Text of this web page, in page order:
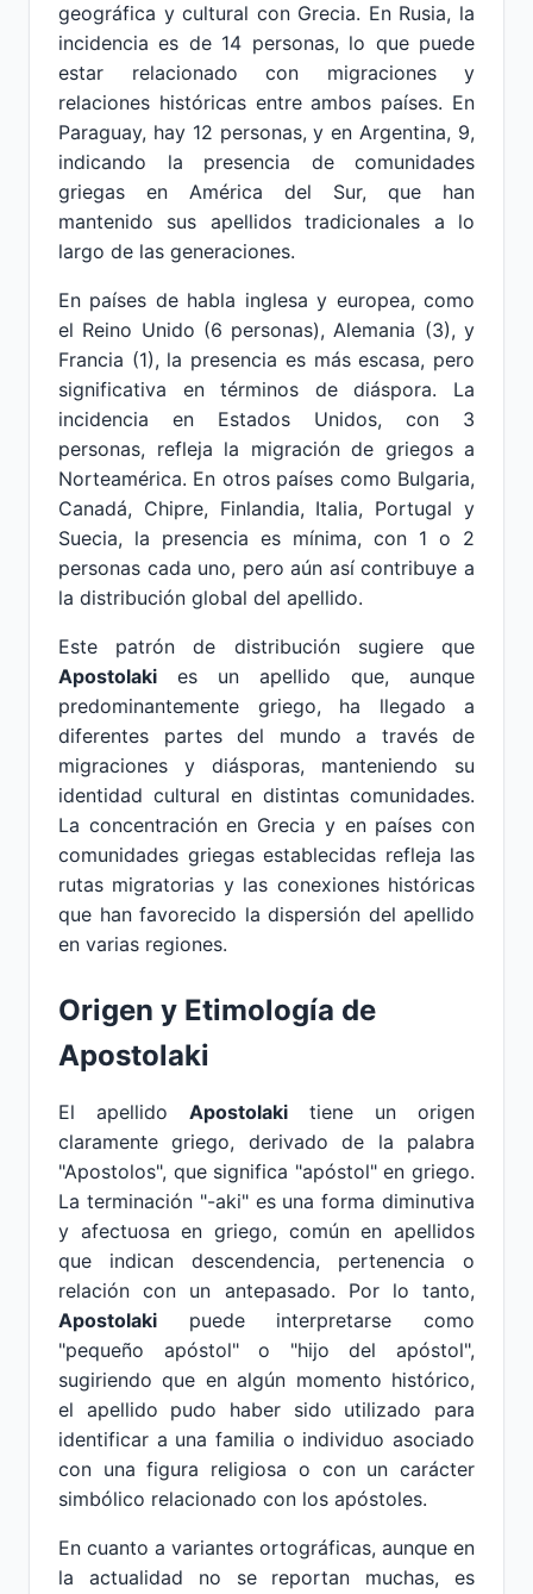
geográfica y cultural con Grecia. En Rusia, la
incidencia es de 14 personas, lo que puede
estar relacionado con migraciones y
relaciones históricas entre ambos países. En
Paraguay, hay 12 personas, y en Argentina, 9,
indicando la presencia de comunidades
griegas en América del Sur, que han
mantenido sus apellidos tradicionales a lo
largo de las generaciones.
En países de habla inglesa y europea, como
el Reino Unido (6 personas), Alemania (3), y
Francia (1), la presencia es más escasa, pero
significativa en términos de diáspora. La
incidencia en Estados Unidos, con 3
personas, refleja la migración de griegos a
Norteamérica. En otros países como Bulgaria,
Canadá, Chipre, Finlandia, Italia, Portugal y
Suecia, la presencia es mínima, con 1 o 2
personas cada uno, pero aún así contribuye a
la distribución global del apellido.
Este patrón de distribución sugiere que
Apostolaki es un apellido que, aunque
predominantemente griego, ha llegado a
diferentes partes del mundo a través de
migraciones y diásporas, manteniendo su
identidad cultural en distintas comunidades.
La concentración en Grecia y en países con
comunidades griegas establecidas refleja las
rutas migratorias y las conexiones históricas
que han favorecido la dispersión del apellido
en varias regiones.
Origen y Etimología de
Apostolaki
El apellido Apostolaki tiene un origen
claramente griego, derivado de la palabra
"Apostolos", que significa "apóstol" en griego.
La terminación "-aki" es una forma diminutiva
y afectuosa en griego, común en apellidos
que indican descendencia, pertenencia o
relación con un antepasado. Por lo tanto,
Apostolaki puede interpretarse como
"pequeño apóstol" o "hijo del apóstol",
sugiriendo que en algún momento histórico,
el apellido pudo haber sido utilizado para
identificar a una familia o individuo asociado
con una figura religiosa o con un carácter
simbólico relacionado con los apóstoles.
En cuanto a variantes ortográficas, aunque en
la actualidad no se reportan muchas, es